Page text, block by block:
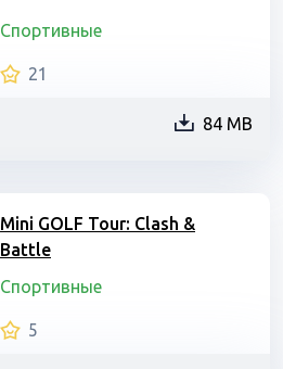
Спортивные
21
84 MB
Mini GOLF Tour: Clash &
Battle
Спортивные
5